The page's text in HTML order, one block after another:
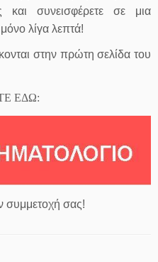
και συνεισφέρετε σε μια
λίγα λεπτά!
στην πρώτη σελίδα του
ΕΔΩ:
συμμετοχή σας!